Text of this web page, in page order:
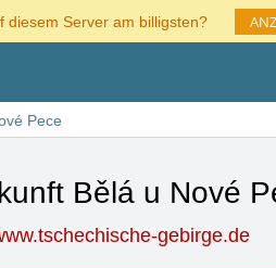
diesem Server am billigsten?
Pece
Bělá u Nové
gebirge.de